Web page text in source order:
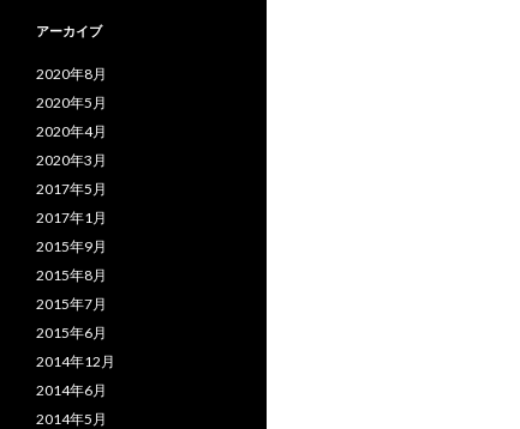
アーカイブ
2020年8月
2020年5月
2020年4月
2020年3月
2017年5月
2017年1月
2015年9月
2015年8月
2015年7月
2015年6月
2014年12月
2014年6月
2014年5月